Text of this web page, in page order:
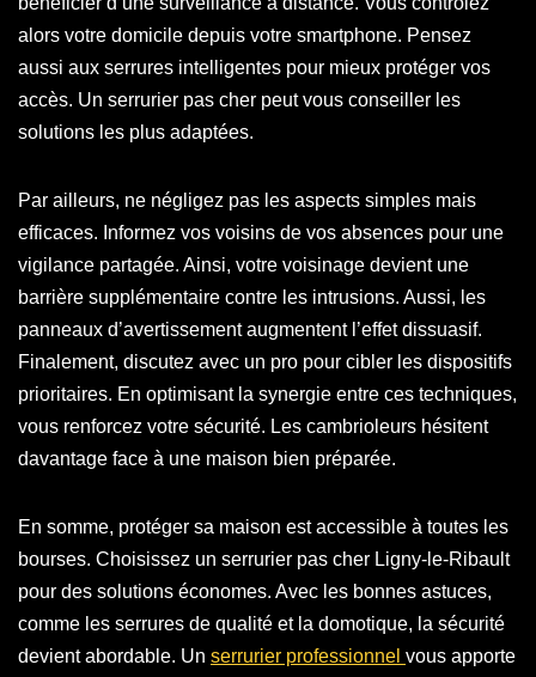
alors votre domicile depuis votre smartphone. Pensez
aussi aux serrures intelligentes pour mieux protéger vos
accès. Un serrurier pas cher peut vous conseiller les
solutions les plus adaptées.
Par ailleurs, ne négligez pas les aspects simples mais
efficaces. Informez vos voisins de vos absences pour une
vigilance partagée. Ainsi, votre voisinage devient une
barrière supplémentaire contre les intrusions. Aussi, les
panneaux d’avertissement augmentent l’effet dissuasif.
Finalement, discutez avec un pro pour cibler les dispositifs
prioritaires. En optimisant la synergie entre ces techniques,
vous renforcez votre sécurité. Les cambrioleurs hésitent
davantage face à une maison bien préparée.
En somme, protéger sa maison est accessible à toutes les
bourses. Choisissez un serrurier pas cher Ligny-le-Ribault
pour des solutions économes. Avec les bonnes astuces,
comme les serrures de qualité et la domotique, la sécurité
devient abordable. Un serrurier professionnel vous apporte